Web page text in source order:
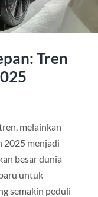
Tren
melainkan
2025 menjadi
besar dunia
untuk
semakin peduli